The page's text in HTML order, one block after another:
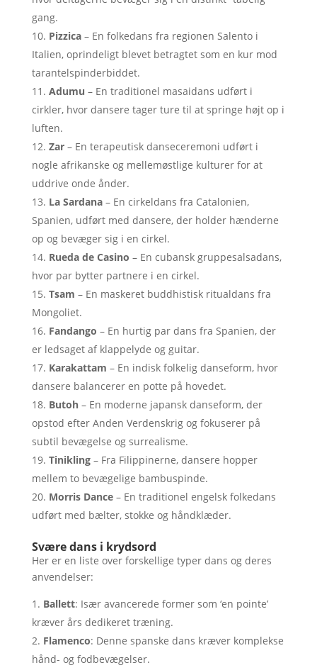
gang.
Pizzica– En folkedans fra regionen Salento i
Italien, oprindeligt blevet betragtet som en kur mod
tarantelspinderbiddet.
Adumu – En traditionel masaidans udført i
cirkler, hvor dansere tager ture til at springe højt op i
luften.
Zar– En terapeutisk danseceremoni udført i
nogle afrikanske og mellemøstlige kulturer for at
uddrive onde ånder.
La Sardana– En cirkeldans fra Catalonien,
Spanien, udført med dansere, der holder hænderne
op og bevæger sig i en cirkel.
Rueda de Casino – En cubansk gruppesalsadans,
hvor par bytter partnere i en cirkel.
Tsam – En maskeret buddhistisk ritualdans fra
Mongoliet.
Fandango – En hurtig par dans fra Spanien, der
er ledsaget af klappelyde og guitar.
Karakattam – En indisk folkelig danseform, hvor
dansere balancerer en potte på hovedet.
Butoh– En moderne japansk danseform, der
opstod efter Anden Verdenskrig og fokuserer på
subtil bevægelse og surrealisme.
Tinikling– Fra Filippinerne, dansere hopper
mellem to bevægelige bambuspinde.
Morris Dance– En traditionel engelsk folkedans
udført med bælter, stokke og håndklæder.
Svære dans i krydsord
Her er en liste over forskellige typer dans og deres
anvendelser:
Ballett: Især avancerede former som ‘en pointe’
kræver års dedikeret træning.
Flamenco: Denne spanske dans kræver komplekse
hånd- og fodbevægelser.